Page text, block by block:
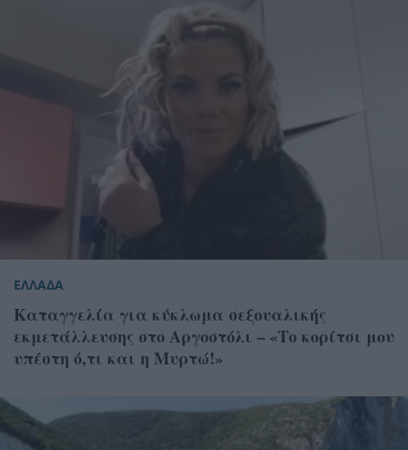
ΕΛΛΑΔΑ
Καταγγελία για κύκλωμα σεξουαλικής
εκμετάλλευσης στο Αργοστόλι – «Το κορίτσι μου
υπέστη ό,τι και η Μυρτώ!»